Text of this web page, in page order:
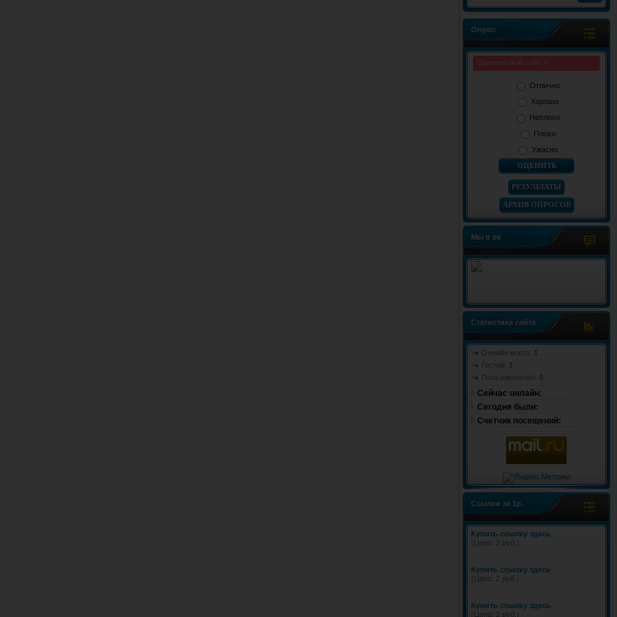
Опрос
Оцените мой сайт ?
Отлично
Хорошо
Неплохо
Плохо
Ужасно
РЕЗУЛЬТАТЫ
АРХИВ ОПРОСОВ
Мы в вк
Статистика сайта
Онлайн всего: 1
Гостей: 1
Пользователей: 0
Сейчас онлайн:
Cегодня были:
Счетчик посещений:
Ссылки за 1р.
Купить ссылку здесь
(Цена: 2 руб.)
Купить ссылку здесь
(Цена: 2 руб.)
Купить ссылку здесь
(Цена: 2 руб.)